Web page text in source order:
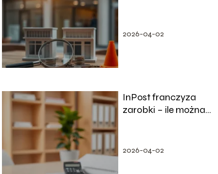
2026-04-02
InPost franczyza
zarobki – ile można
2026-04-02